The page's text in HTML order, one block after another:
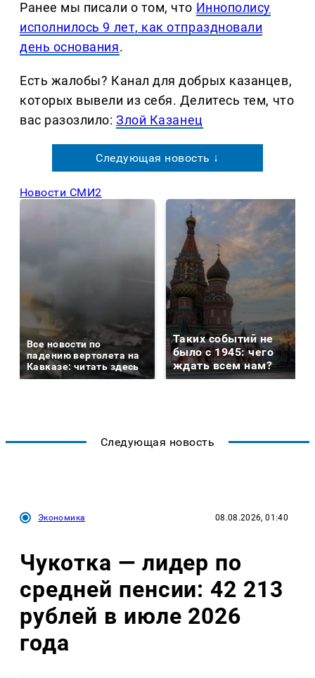
Ранее мы писали о том, что Иннополису
исполнилось 9 лет, как отпраздновали
день основания.
Есть жалобы? Канал для добрых казанцев,
которых вывели из себя. Делитеcь тем, что
вас разозлило:Злой Казанец
Следующая новость ↓
Новости СМИ2
Все новости по
падению вертолета на
Кавказе: читать здесь
Таких событий не
было с 1945: чего
ждать всем нам?
Следующая новость
Экономика 08.08.2026, 01:40
Чукотка — лидер по
средней пенсии: 42 213
рублей в июле 2026
года